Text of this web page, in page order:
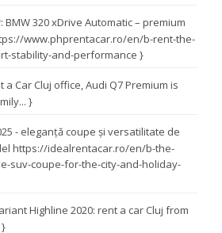
BMW 320 xDrive Automatic – premium
www.phprentacar.ro/en/b-rent-the-
stability-and-performance }
a Car Cluj office, Audi Q7 Premium is
}
- eleganță coupe și versatilitate de
https://idealrentacar.ro/en/b-the-
suv-coupe-for-the-city-and-holiday-
Highline 2020: rent a car Cluj from
}